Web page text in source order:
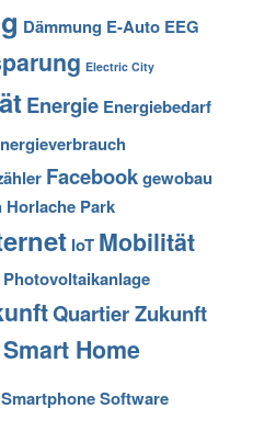
Dämmung E-Auto EEG
Electric City
Energie Energiebedarf
Facebookgewobau
Horlache Park
IoT Mobilität
Photovoltaikanlage
Quartier Zukunft
Smart Home
SmartphoneSoftware